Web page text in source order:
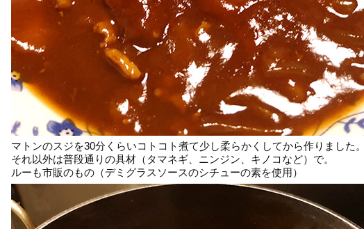
マトンのスジを30分くらいコトコト煮て少し柔らかくしてから作りました
それ以外は普段通りの具材（タマネギ、ニンジン、キノコなど）で。
ルーも市販のもの（デミグラスソースのシチューの素を使用）